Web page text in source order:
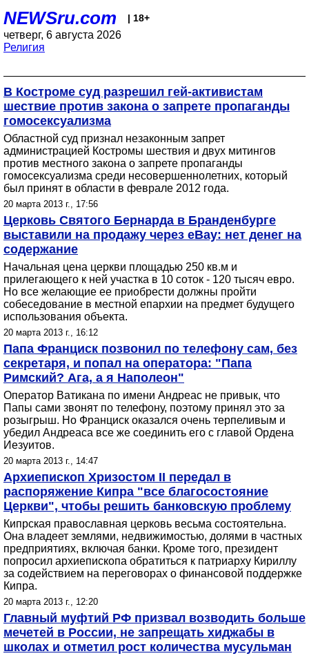
NEWSru.com | 18+
четверг, 6 августа 2026
Религия
В Костроме суд разрешил гей-активистам
шествие против закона о запрете пропаганды
гомосексуализма
Областной суд признал незаконным запрет
администрацией Костромы шествия и двух митингов
против местного закона о запрете пропаганды
гомосексуализма среди несовершеннолетних, который
был принят в области в феврале 2012 года.
20 марта 2013 г., 17:56
Церковь Святого Бернарда в Бранденбурге
выставили на продажу через eBay: нет денег на
содержание
Начальная цена церкви площадью 250 кв.м и
прилегающего к ней участка в 10 соток - 120 тысяч евро.
Но все желающие ее приобрести должны пройти
собеседование в местной епархии на предмет будущего
использования объекта.
20 марта 2013 г., 16:12
Папа Франциск позвонил по телефону сам, без
секретаря, и попал на оператора: "Папа
Римский? Ага, а я Наполеон"
Оператор Ватикана по имени Андреас не привык, что
Папы сами звонят по телефону, поэтому принял это за
розыгрыш. Но Франциск оказался очень терпеливым и
убедил Андреаса все же соединить его с главой Ордена
Иезуитов.
20 марта 2013 г., 14:47
Архиепископ Хризостом II передал в
распоряжение Кипра "все благосостояние
Церкви", чтобы решить банковскую проблему
Кипрская православная церковь весьма состоятельна.
Она владеет землями, недвижимостью, долями в частных
предприятиях, включая банки. Кроме того, президент
попросил архиепископа обратиться к патриарху Кириллу
за содействием на переговорах о финансовой поддержке
Кипра.
20 марта 2013 г., 12:20
Главный муфтий РФ призвал возводить больше
мечетей в России, не запрещать хиджабы в
школах и отметил рост количества мусульман